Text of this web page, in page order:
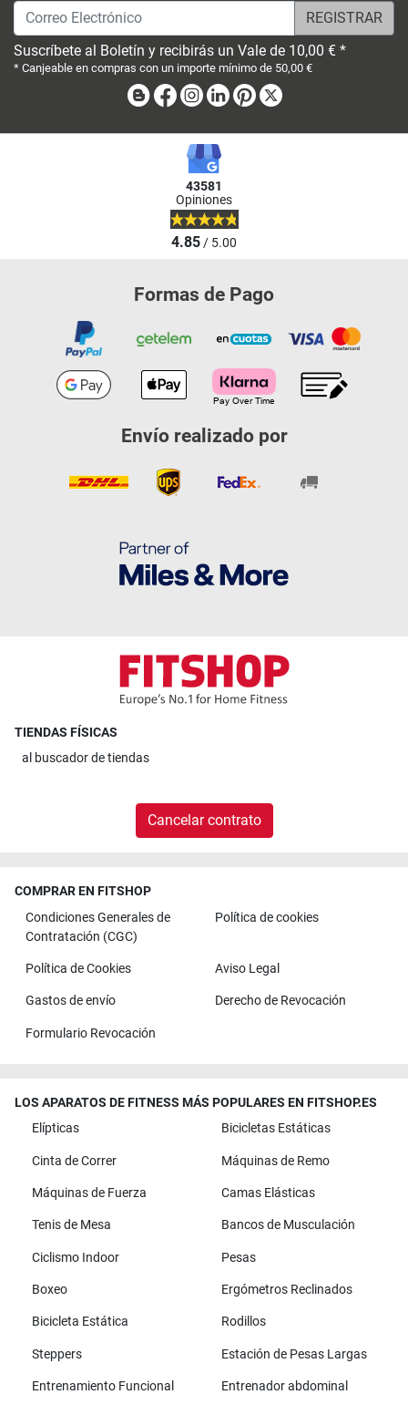
Correo Electrónico
Suscríbete al Boletín y recibirás un Vale de 10,00 € *
* Canjeable en compras con un importe mínimo de 50,00 €
BlogFacebook
Instagram
LinkedinPinterest
43581
Opiniones
4.85/ 5.00
Formas de Pago
Envío realizado por
TIENDAS FÍSICAS
al buscador de tiendas
Cancelar contrato
COMPRAR EN FITSHOP
Condiciones Generales de
Contratación (CGC)
Política de cookies
Política de Cookies Aviso Legal
Gastos de envío Derecho de Revocación
Formulario Revocación
LOS APARATOS DE FITNESS MÁS POPULARES EN FITSHOP.ES
Elípticas
Bicicletas Estáticas
Cinta de Correr Máquinas de Remo
Máquinas de Fuerza Camas Elásticas
Tenis de Mesa Bancos de Musculación
Ciclismo Indoor Pesas
Boxeo Ergómetros Reclinados
Bicicleta Estática Rodillos
Steppers Estación de Pesas Largas
Entrenamiento Funcional Entrenador abdominal